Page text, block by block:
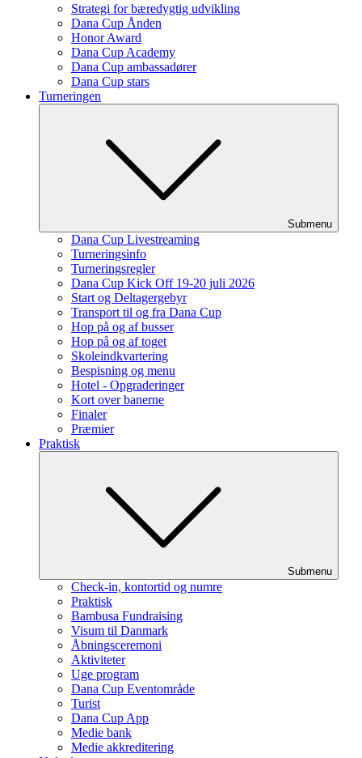
Strategi for bæredygtig udvikling
Dana Cup Ånden
Honor Award
Dana Cup Academy
Dana Cup ambassadører
Dana Cup stars
Turneringen
Submenu
Dana Cup Livestreaming
Turneringsinfo
Turneringsregler
Dana Cup Kick Off 19-20 juli 2026
Start og Deltagergebyr
Transport til og fra Dana Cup
Hop på og af busser
Hop på og af toget
Skoleindkvartering
Bespisning og menu
Hotel - Opgraderinger
Kort over banerne
Finaler
Præmier
Praktisk
Submenu
Check-in, kontortid og numre
Praktisk
Bambusa Fundraising
Visum til Danmark
Åbningsceremoni
Aktiviteter
Uge program
Dana Cup Eventområde
Turist
Dana Cup App
Medie bank
Medie akkreditering